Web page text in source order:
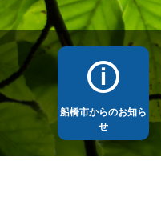
船橋市からのお知ら
せ